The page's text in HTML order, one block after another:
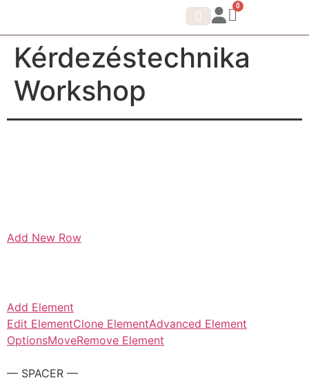
0
Kérdezéstechnika
Workshop
Add New Row
Add Element
Edit ElementClone ElementAdvanced Element
OptionsMoveRemove Element
— SPACER —